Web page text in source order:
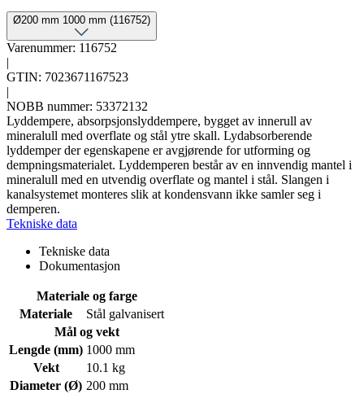
Ø200 mm 1000 mm (116752)
Varenummer: 116752
|
GTIN: 7023671167523
|
NOBB nummer: 53372132
Lyddempere, absorpsjonslyddempere, bygget av innerull av
mineralull med overflate og stål ytre skall. Lydabsorberende
lyddemper der egenskapene er avgjørende for utforming og
dempningsmaterialet. Lyddemperen består av en innvendig mantel i
mineralull med en utvendig overflate og mantel i stål. Slangen i
kanalsystemet monteres slik at kondensvann ikke samler seg i
demperen.
Tekniske data
Tekniske data
Dokumentasjon
Materiale og farge
Materiale
Stål galvanisert
Mål og vekt
Lengde (mm) 1000 mm
Vekt
10.1 kg
Diameter (Ø) 200 mm